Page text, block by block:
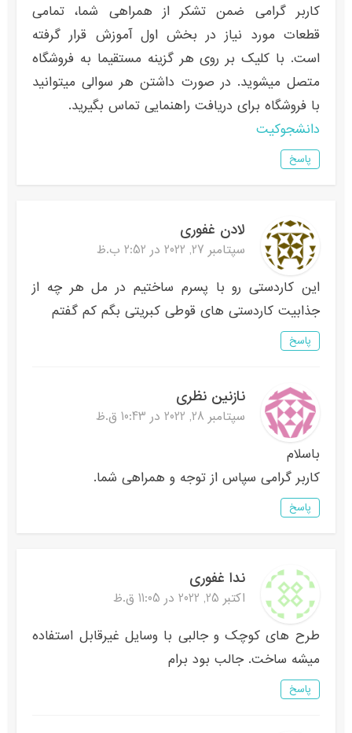
کاربر گرامی ضمن تشکر از همراهی شما، تمامی
قطعات مورد نیاز در بخش اول آموزش قرار گرفته
است. با کلیک بر روی هر گزینه مستقیما به فروشگاه
متصل میشوید. در صورت داشتن هر سوالی میتوانید
با فروشگاه برای دریافت راهنمایی تماس بگیرید.
دانشجوکیت
پاسخ
لادن غفوری
سپتامبر 27, 2022 در 2:52 ب.ظ
این کاردستی رو با پسرم ساختیم در مل هر چه از
جذابیت کاردستی های قوطی کبریتی بگم کم گفتم
پاسخ
نازنین نظری
سپتامبر 28, 2022 در 10:43 ق.ظ
باسلام
کاربر گرامی سپاس از توجه و همراهی شما.
پاسخ
ندا غفوری
اکتبر 25, 2022 در 11:05 ق.ظ
طرح های کوچک و جالبی با وسایل غیرقابل استفاده
میشه ساخت. جالب بود برام
پاسخ